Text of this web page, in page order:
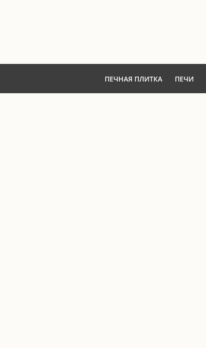
ПЕЧНАЯ ПЛИТКА ПЕЧИ